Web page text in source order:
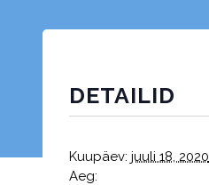
DETAILID
Kuupäev: juuli 18, 2020
Aeg: